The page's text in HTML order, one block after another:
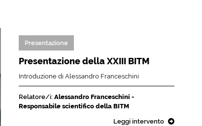
Presentazione
Presentazione della XXIII BITM
Introduzione di Alessandro Franceschini
Relatore/i: Alessandro Franceschini -
Responsabile scientifico della BITM
Leggi intervento